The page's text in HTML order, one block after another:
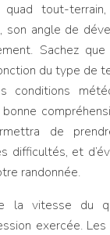
tout-terrain,
son angle de
Sachez que
du type de
conditions
de
difficultés, et
randonnée.
la vitesse du
exercée.